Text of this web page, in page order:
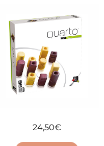
24,50€